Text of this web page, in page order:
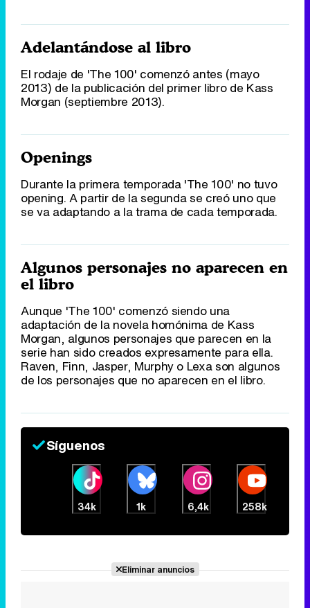
Adelantándose al libro
El rodaje de 'The 100' comenzó antes (mayo
2013) de la publicación del primer libro de Kass
Morgan (septiembre 2013).
Openings
Durante la primera temporada 'The 100' no tuvo
opening. A partir de la segunda se creó uno que
se va adaptando a la trama de cada temporada.
Algunos personajes no aparecen en
el libro
Aunque 'The 100' comenzó siendo una
adaptación de la novela homónima de Kass
Morgan, algunos personajes que parecen en la
serie han sido creados expresamente para ella.
Raven, Finn, Jasper, Murphy o Lexa son algunos
de los personajes que no aparecen en el libro.
Síguenos
34k 1k 6,4k 258k
Eliminar anuncios